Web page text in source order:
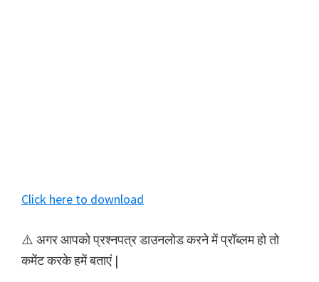
Click here to download
⚠️ अगर आपको प्रश्नपत्र डाउनलोड करने में प्रॉब्लम हो तो
कमेंट करके हमें बताएं |